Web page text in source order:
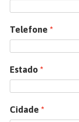
Telefone
Estado
Cidade